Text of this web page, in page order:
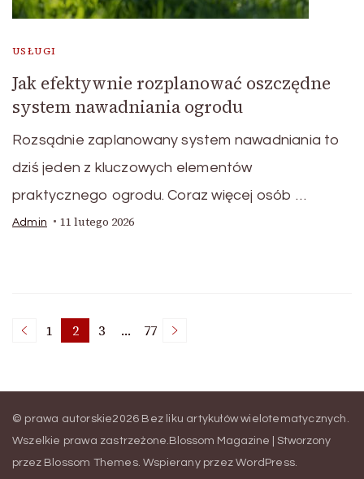
USŁUGI
Jak efektywnie rozplanować oszczędne
system nawadniania ogrodu
Rozsądnie zaplanowany system nawadniania to
dziś jeden z kluczowych elementów
praktycznego ogrodu. Coraz więcej osób …
Admin 11 lutego 2026
Stronicowanie
wpisów
Strona
1 Strona
2 Strona
3 … Strona
77
© prawa autorskie2026 Bez liku artykułów wielotematycznych .
Wszelkie prawa zastrzeżone.Blossom Magazine | Stworzony
przez Blossom Themes. Wspierany przezWordPress.